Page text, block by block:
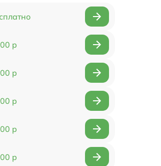
р
р
р
р
р